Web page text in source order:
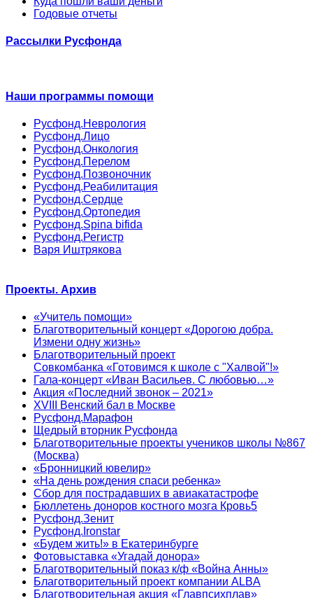
Годовые отчеты
Рассылки Русфонда
Наши программы помощи
Русфонд.Неврология
Русфонд.Лицо
Русфонд.Онкология
Русфонд.Перелом
Русфонд.Позвоночник
Русфонд.Реабилитация
Русфонд.Сердце
Русфонд.Ортопедия
Русфонд.Spina bifida
Русфонд.Регистр
Варя Иштрякова
Проекты. Архив
«Учитель помощи»
Благотворительный концерт «Дорогою добра.
Измени одну жизнь»
Благотворительный проект
Совкомбанка «Готовимся к школе с "Халвой"!»
Гала-концерт «Иван Васильев. С любовью…»
Акция «Последний звонок – 2021»
XVIII Венский бал в Москве
Русфонд.Марафон
Щедрый вторник Русфонда
Благотворительные проекты учеников школы №867
(Москва)
«Бронницкий ювелир»
«На день рождения спаси ребенка»
Сбор для пострадавших в авиакатастрофе
Бюллетень доноров костного мозга Кровь5
Русфонд.Зенит
Русфонд.Ironstar
«Будем жить!» в Екатеринбурге
Фотовыставка «Угадай донора»
Благотворительный показ к/ф «Война Анны»
Благотворительный проект компании ALBA
Благотворительная акция «Главпсихплав»